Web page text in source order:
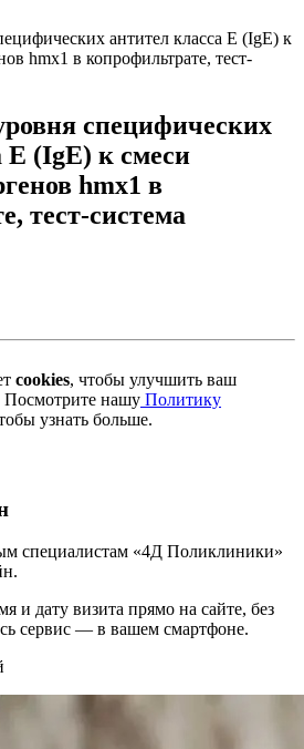
антител класса E (IgE) к
hmx1 в копрофильтрате, тест-
специфических
E (IgE) к смеси
hmx1 в
тест-система
cookies, чтобы улучшить ваш
Посмотрите нашу Политику
узнать больше.
специалистам «4Д Поликлиники»
и дату визита прямо на сайте, без
сервис — в вашем смартфоне.